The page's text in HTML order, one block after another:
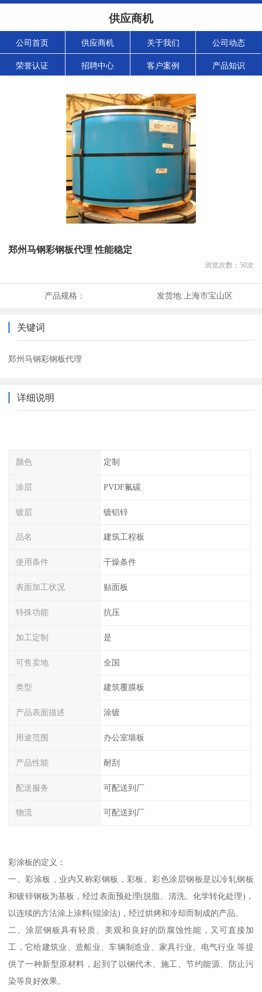
供应商机
公司首页 供应商机 关于我们 公司动态
荣誉认证 招聘中心 客户案例 产品知识
郑州马钢彩钢板代理 性能稳定
浏览次数： 50次
产品规格： 发货地: 上海市宝山区
关键词
郑州马钢彩钢板代理
详细说明
颜色 定制
涂层 PVDF氟碳
镀层 镀铝锌
品名 建筑工程板
使用条件 干燥条件
表面加工状况 贴面板
特殊功能 抗压
加工定制 是
可售卖地 全国
类型 建筑覆膜板
产品表面描述 涂镀
用途范围 办公室墙板
产品性能 耐刮
配送服务 可配送到厂
物流 可配送到厂
彩涂板的定义：
一、彩涂板，业内又称彩钢板，彩板。彩色涂层钢板是以冷轧钢板
和镀锌钢板为基板，经过表面预处理(脱脂、清洗、化学转化处理)，
以连续的方法涂上涂料(辊涂法)，经过烘烤和冷却而制成的产品。
二、涂层钢板具有轻质、美观和良好的防腐蚀性能，又可直接加
工，它给建筑业、造船业、车辆制造业、家具行业、电气行业 等提
供了一种新型原材料，起到了以钢代木、施工、节约能源、防止污
染等良好效果。